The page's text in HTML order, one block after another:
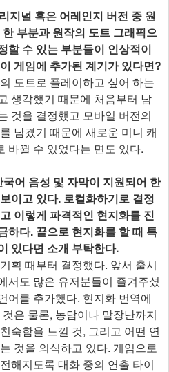
지널 혹은 어레인지 버전 중 원
부분과 원작의 도트 그래픽으
할 수 있는 부분들이 인상적이
게임에 추가된 계기가 있다면?
도트로 플레이하고 싶어 하는
생각했기 때문에 처음부터 남
것을 결정했고 모바일 버전의
남겼기 때문에 새로운 미니 캐
바뀔 수 있었다는 면도 있다.
어 음성 및 자막이 지원되어 한
이고 있다. 로컬화하기로 결정
이렇게 파격적인 현지화를 진
하다. 끝으로 현지화를 할 때 특
있다면 소개 부탁한다.
획 때부터 결정했다. 앞서 출시
서도 많은 유저분들이 즐겨주셨
어를 추가했다. 현지화 번역에
은 물론, 농담이나 말장난까지
숙함을 느낄 것, 그리고 어떤 연
것을 의식하고 있다. 게임으로
해지도록 대화 중의 연출 타이